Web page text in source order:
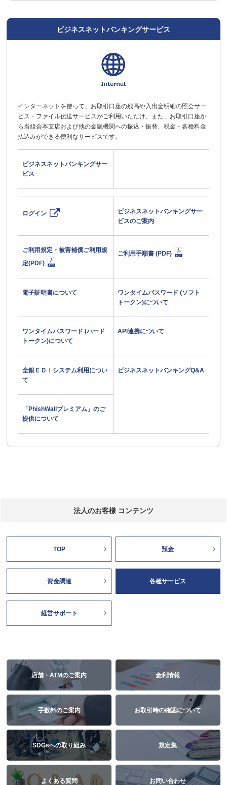
ビジネスネットバンキングサービス
インターネットを使って、お取引口座の残高や入出金明細の照会サー
ビス・ファイル伝送サービスがご利用いただけ、また、お取引口座か
ら当組合本支店および他の金融機関への振込・振替、税金・各種料金
払込みができる便利なサービスです。
ビジネスネットバンキングサー
ビス
ログイン
ビジネスネットバンキングサー
ビスのご案内
ご利用規定・被害補償ご利用規
定(PDF)
ご利用手順書 (PDF)
電子証明書について
ワンタイムパスワード (ソフト
トークン)について
ワンタイムパスワード (ハード
トークン)について
API連携について
全銀ＥＤＩシステム利用につい
て
ビジネスネットバンキングQ&A
「PhishWallプレミアム」のご
提供について
法人のお客様 コンテンツ
TOP 預金
資金調達 各種サービス
経営サポート
店舗・ATMのご案内 金利情報
手数料のご案内 お取引時の確認について
SDGsへの取り組み 規定集
よくある質問 お問い合わせ